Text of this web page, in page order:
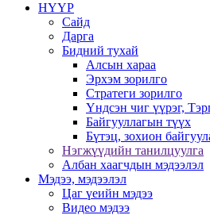
НҮҮР
Сайд
Дарга
Бидний тухай
Алсын хараа
Эрхэм зорилго
Стратеги зорилго
Үндсэн чиг үүрэг,
Байгууллагын түүх
Бүтэц, зохион
Нэгжүүдийн танилцуулга
Албан хаагчдын мэдээлэл
Мэдээ, мэдээлэл
Цаг үеийн мэдээ
Видео мэдээ